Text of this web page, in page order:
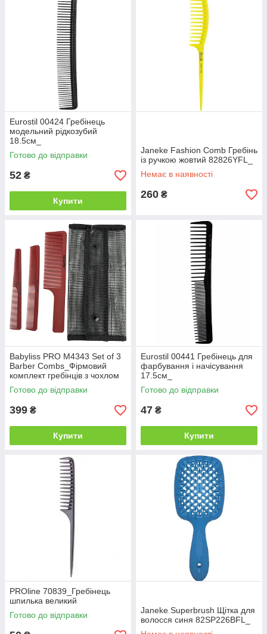
Eurostil 00424 Гребінець
модельний рідкозубий
18.5см_
Готово до відправки
52 ₴
Купити
Janeke Fashion Comb Гребінь
із ручкою жовтий 82826YFL_
Немає в наявності
260 ₴
Babyliss PRO M4343 Set of 3
Barber Combs_Фірмовий
комплект гребінців з чохлом
Готово до відправки
399 ₴
Купити
Eurostil 00441 Гребінець для
фарбування і начісування
17.5см_
Готово до відправки
47 ₴
Купити
PROline 70839_Гребінець
шпилька великий
Готово до відправки
Janeke Superbrush Щітка для
волосся синя 82SP226BFL_